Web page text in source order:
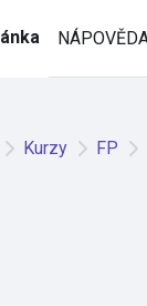
Kurzy FP